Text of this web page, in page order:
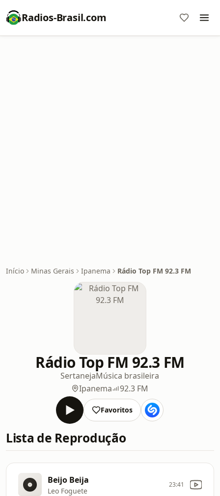
Radios-Brasil.com
Início Minas Gerais Ipanema Rádio Top FM 92.3 FM
Rádio Top FM 92.3 FM
SertanejaMúsica brasileira
Ipanema
92.3 FM
Favoritos
Lista de Reprodução
Beijo Beija
Leo Foguete
23:41